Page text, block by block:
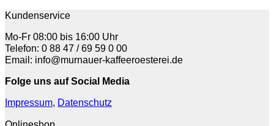
Kundenservice
Mo-Fr 08:00 bis 16:00 Uhr
Telefon: 0 88 47 / 69 59 0 00
Email: info@murnauer-kaffeeroesterei.de
Folge uns auf Social Media
Impressum, Datenschutz